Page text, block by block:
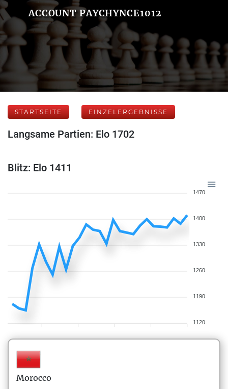
ACCOUNT PAYCHYNCE1012
STARTSEITE EINZELERGEBNISSE
Langsame Partien: Elo 1702
Blitz: Elo 1411
1470
1400
1330
1260
1190
1120
Morocco